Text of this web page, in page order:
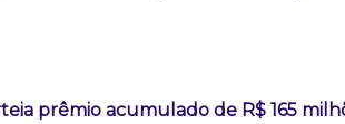
prêmio acumulado de R$ 165